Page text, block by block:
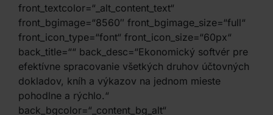
front_textcolor=“_alt_content_text“
front_bgimage=“8560″ front_bgimage_size=“full“
front_icon_type=“font“ front_icon_size=“60px“
back_title=““ back_desc=“Ekonomický softvér pre
efektívne spracovanie všetkých druhov účtovných
dokladov, kníh a výkazov na jednom mieste
pohodlne a rýchlo.“
back_bgcolor=“_content_bg_alt“